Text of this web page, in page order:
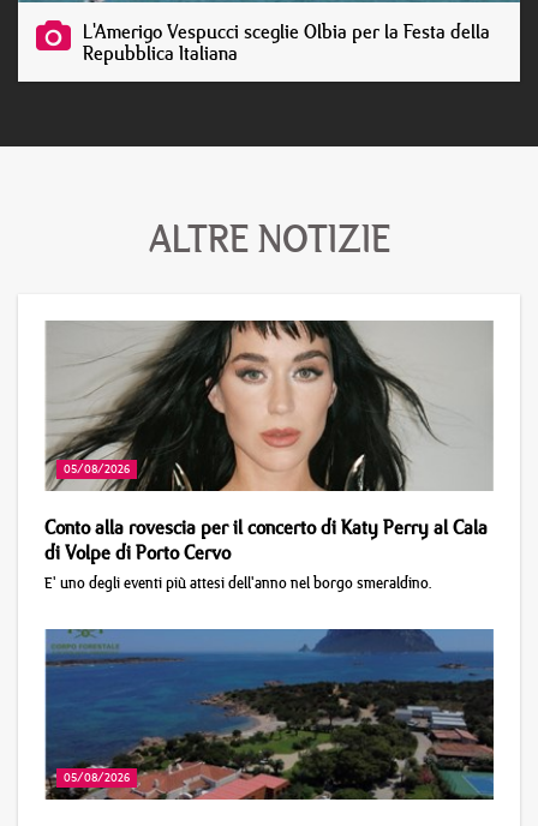
L'Amerigo Vespucci sceglie Olbia per la Festa della
Repubblica Italiana
ALTRE NOTIZIE
05/08/2026
Conto alla rovescia per il concerto di Katy Perry al Cala
di Volpe di Porto Cervo
E' uno degli eventi più attesi dell'anno nel borgo smeraldino.
05/08/2026